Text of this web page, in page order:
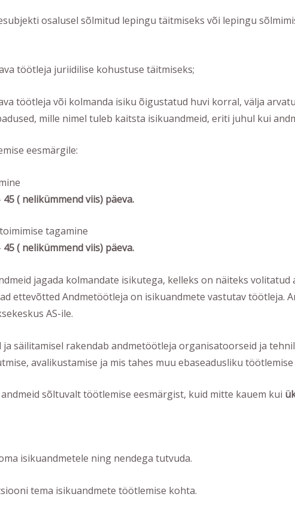
osalusel sõlmitud lepingu täitmiseks või lepingu
töötleja juriidilise kohustuse täitmiseks;
töötleja või kolmanda isiku õigustatud huvi korral, välja
mille nimel tuleb kaitsta isikuandmeid, eriti juhul kui
eesmärgile:
45 ( nelikümmend viis) päeva.
tagamine
45 ( nelikümmend viis) päeva.
jagada kolmandate isikutega, kelleks on näiteks
ettevõtted Andmetöötleja on isikuandmete vastutav töötleja.
AS-ile.
säilitamisel rakendab andmetöötleja organisatoorseid ja
avalikustamise ja mis tahes muu ebaseadusliku töötlemise
sõltuvalt töötlemise eesmärgist, kuid mitte kauem kui
isikuandmetele ning nendega tutvuda.
tema isikuandmete töötlemise kohta.